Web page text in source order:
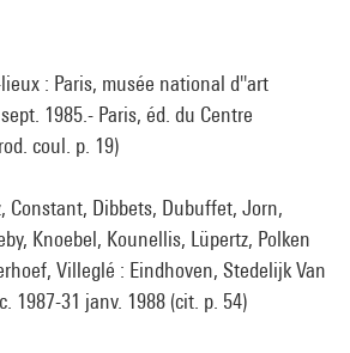
: Paris, musée national d''art
1985.- Paris, éd. du Centre
coul. p. 19)
Constant, Dibbets, Dubuffet, Jorn,
Knoebel, Kounellis, Lüpertz, Polken
Villeglé : Eindhoven, Stedelijk Van
1987-31 janv. 1988 (cit. p. 54)